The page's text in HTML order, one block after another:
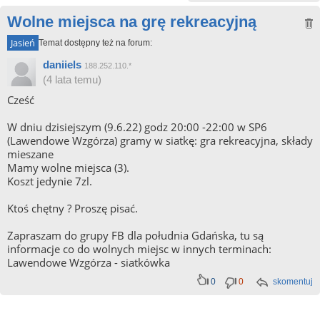
Wolne miejsca na grę rekreacyjną
Jasień Temat dostępny też na forum:
daniiels 188.252.110.*
(4 lata temu)
Cześć
W dniu dzisiejszym (9.6.22) godz 20:00 -22:00 w SP6
(Lawendowe Wzgórza) gramy w siatkę: gra rekreacyjna, składy
mieszane
Mamy wolne miejsca (3).
Koszt jedynie 7zl.
Ktoś chętny ? Proszę pisać.
Zapraszam do grupy FB dla południa Gdańska, tu są
informacje co do wolnych miejsc w innych terminach:
Lawendowe Wzgórza - siatkówka
skomentuj
0 0